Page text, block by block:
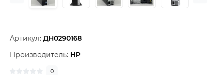
Артикул: ДН0290168
Производитель: HP
0